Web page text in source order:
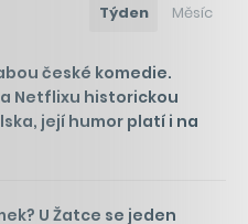
Týden Měsíc
české komedie.
Netflixu historickou
její humor platí i na
U Žatce se jeden